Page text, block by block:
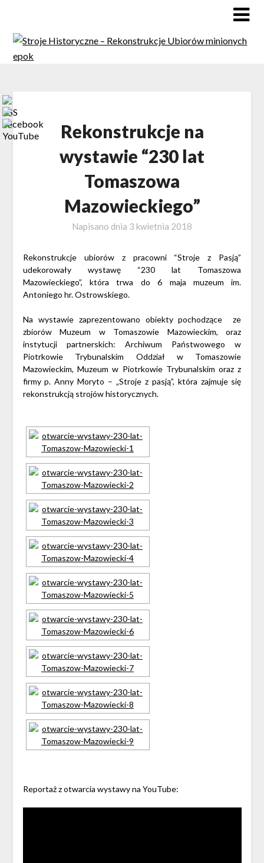
Rekonstrukcje na
wystawie “230 lat
Tomaszowa
Mazowieckiego”
Napisano dnia 3 kwietnia 2018
Rekonstrukcje ubiorów z pracowni “Stroje z Pasją”
udekorowały wystawę “230 lat Tomaszowa
Mazowieckiego”, która trwa do 6 maja muzeum im.
Antoniego hr. Ostrowskiego.
Na wystawie zaprezentowano obiekty pochodzące ze
zbiorów Muzeum w Tomaszowie Mazowieckim, oraz
instytucji partnerskich: Archiwum Państwowego w
Piotrkowie Trybunalskim Oddział w Tomaszowie
Mazowieckim, Muzeum w Piotrkowie Trybunalskim oraz z
firmy p. Anny Moryto – „Stroje z pasją”, która zajmuje się
rekonstrukcją strojów historycznych.
Reportaż z otwarcia wystawy na YouTube: